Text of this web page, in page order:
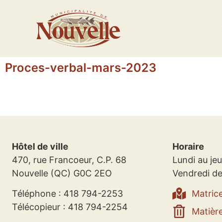
Proces-verbal-mars-2023
Hôtel de ville
470, rue Francoeur, C.P. 68
Nouvelle (QC) G0C 2EO
Téléphone : 418 794-2253
Télécopieur : 418 794-2254
Horaire
Lundi au
Vendredi